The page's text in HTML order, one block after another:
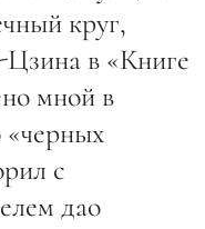
круг,
в «Книге
мной в
«черных
с
дао